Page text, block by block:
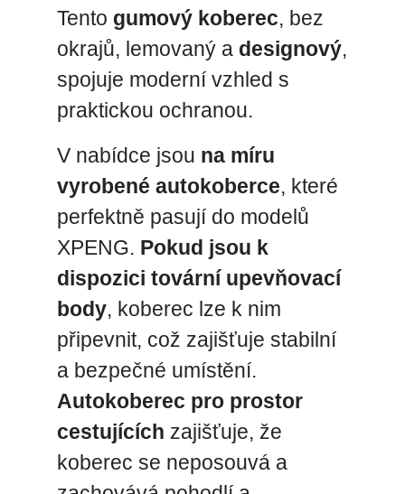
Tento gumový koberec, bez
okrajů, lemovaný a designový,
spojuje moderní vzhled s
praktickou ochranou.
V nabídce jsou na míru
vyrobené autokoberce, které
perfektně pasují do modelů
XPENG. Pokud jsou k
dispozici tovární upevňovací
body, koberec lze k nim
připevnit, což zajišťuje stabilní
a bezpečné umístění.
Autokoberec pro prostor
cestujících zajišťuje, že
koberec se neposouvá a